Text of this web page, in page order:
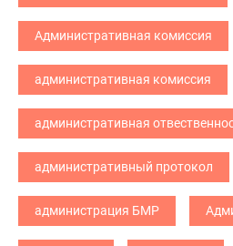
Административная комиссия
административная комиссия
административная
административный протокол
администрация БМР